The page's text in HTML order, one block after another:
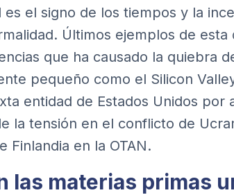
es el signo de los tiempos y la
Últimos ejemplos de esta
que ha causado la quiebra
pequeño como el Silicon
entidad de Estados Unidos por
la tensión en el conflicto de
Finlandia en la OTAN.
las materias primas